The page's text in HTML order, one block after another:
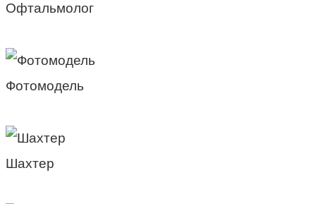
Офтальмолог
Фотомодель
Шахтер